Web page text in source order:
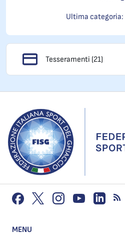
Ultima categoria:
Tesseramenti (21)
MENU